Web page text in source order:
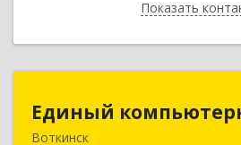
ПоказатьНазад
Единый
Воткинск
Единый